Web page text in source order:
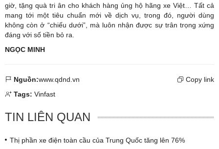
giờ, tặng quà tri ân cho khách hàng ủng hộ hãng xe Việt… Tất cả
mang tới một tiêu chuẩn mới về dịch vụ, trong đó, người dùng
không còn ở “chiếu dưới”, mà luôn nhận được sự trân trọng xứng
đáng với số tiền bỏ ra.
NGỌC MINH
Nguồn:www.qdnd.vn
Copy link
Tags: Vinfast
TIN LIÊN QUAN
Thị phần xe điện toàn cầu của Trung Quốc tăng lên 76%